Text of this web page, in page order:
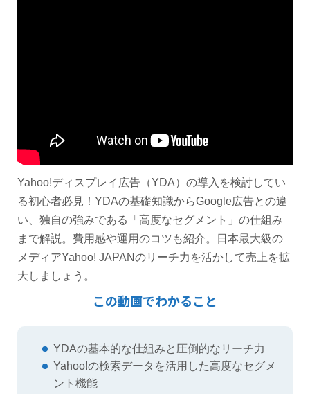
Yahoo!ディスプレイ広告（YDA）の導入を検討してい
る初心者必見！YDAの基礎知識からGoogle広告との違
い、独自の強みである「高度なセグメント」の仕組み
まで解説。費用感や運用のコツも紹介。日本最大級の
メディアYahoo! JAPANのリーチ力を活かして売上を拡
大しましょう。
この動画でわかること
YDAの基本的な仕組みと圧倒的なリーチ力
Yahoo!の検索データを活用した高度なセグメ
ント機能